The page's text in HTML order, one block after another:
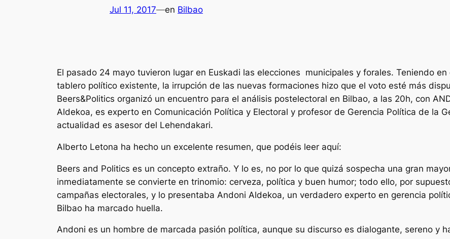
Jul 11, 2017—en Bilbao
El pasado 24 mayo tuvieron lugar en Euskadi las elecciones municipales y forales. Teniendo
tablero político existente, la irrupción de las nuevas formaciones hizo que el voto esté más
Beers&Politics organizó un encuentro para el análisis postelectoral en Bilbao, a las 20h, con
Aldekoa, es experto en Comunicación Política y Electoral y profesor de Gerencia Política de la
actualidad es asesor del Lehendakari.
Alberto Letona ha hecho un excelente resumen, que podéis leer aquí:
Beers and Politics es un concepto extraño. Y lo es, no por lo que quizá sospecha una gran
inmediatamente se convierte en trinomio: cerveza, política y buen humor; todo ello, por
campañas electorales, y lo presentaba Andoni Aldekoa, un verdadero experto en gerencia
Bilbao ha marcado huella.
Andoni es un hombre de marcada pasión política, aunque su discurso es dialogante, sereno y